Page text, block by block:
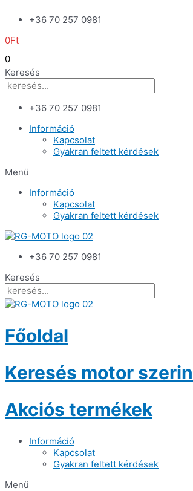
+36 70 257 0981
0Ft
0
Keresés
+36 70 257 0981
Információ
Kapcsolat
Gyakran feltett kérdések
Menü
Információ
Kapcsolat
Gyakran feltett kérdések
+36 70 257 0981
Keresés
Főoldal
Keresés motor
Akciós termékek
Információ
Kapcsolat
Gyakran feltett kérdések
Menü